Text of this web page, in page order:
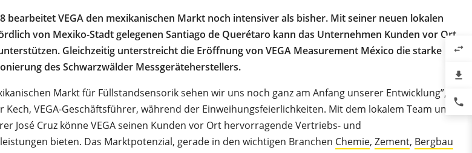
bearbeitet VEGA den mexikanischen Markt noch intensiver als bisher. Mit seiner neuen lokalen
von Mexiko-Stadt gelegenen Santiago de Querétaro kann das Unternehmen Kunden vor Ort
Gleichzeitig unterstreicht die Eröffnung von VEGA Measurement México die starke
des Schwarzwälder Messgeräteherstellers.
Markt für Füllstandsensorik sehen wir uns noch ganz am Anfang unserer Entwicklung”,
Kech, VEGA-Geschäftsführer, während der Einweihungsfeierlichkeiten. Mit dem lokalem Team um
José Cruz könne VEGA seinen Kunden vor Ort hervorragende Vertriebs- und
bieten. Das Marktpotenzial, gerade in den wichtigen Branchen Chemie, Zement, Bergbau
swap_horiz
file_download
phone